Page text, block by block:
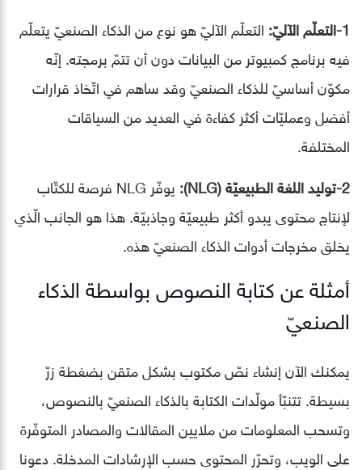
1-التعلّم الآليّ:
التعلّم الآليّ هو نوع من الذكاء الصنعيّ يتعلّم
فيه برنامج كمبيوتر من البيانات دون أن تتمّ برمجته. إنّه
مكوّن أساسيّ للذكاء الصنعيّ وقد ساهم في اتّخاذ قرارات
أفضل وعمليّات أكثر كفاءة في العديد من السياقات
المختلفة.
2-توليد اللغة الطبيعيّة (NLG):
يوفّر NLG فرصة للكتّاب
لإنتاج محتوى يبدو أكثر طبيعيّة وجاذبيّة. هذا هو الجانب الّذي
يخلق مخرجات أدوات الذكاء الصنعيّ هذه.
أمثلة عن كتابة النصوص بواسطة الذكاء
الصنعيّ
يمكنك الآن إنشاء نصّ مكتوب بشكل متقن بضغطة زرّ
بسيطة. تتنبّأ مولّدات الكتابة بالذكاء الصنعيّ بالنصوص،
وتسحب المعلومات من ملايين المقالات والمصادر المتوفّرة
على الويب، وتحرّر المحتوى حسب الإرشادات المدخلة. دعونا